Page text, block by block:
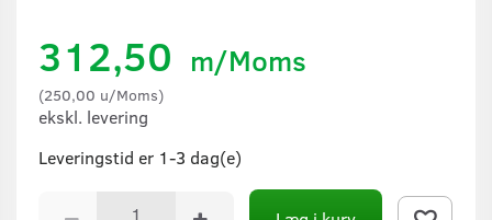
312,50 m/Moms
(250,00 u/Moms)
ekskl. levering
Leveringstid er 1-3 dag(e)